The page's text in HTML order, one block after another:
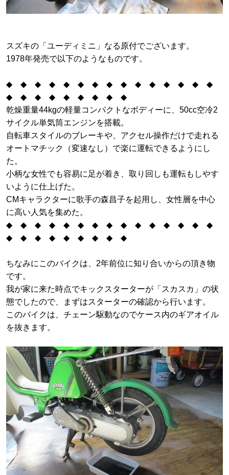
スズキの「ユーディミニ」なる原付でございます。
1978年発売で以下のようなものです。
◆ ◆ ◆ ◆ ◆ ◆ ◆ ◆ ◆ ◆ ◆ ◆ ◆ ◆ ◆
◆ ◆ ◆ ◆ ◆ ◆ ◆ ◆ ◆
乾燥重量44kgの軽量コンパクトなボディーに、50cc空冷2
サイクル単気筒エンジンを搭載。
自転車スタイルのブレーキや、アクセル操作だけで走れる
オートマチック（変速なし）で楽に運転できるようにし
た。
小柄な女性でも容易に足が着き、取り回しも運転もしやす
いように仕上げた。
CMキャラクターに歌手の森昌子を起用し、女性層を中心
に高い人気を集めた。
◆ ◆ ◆ ◆ ◆ ◆ ◆ ◆ ◆ ◆ ◆ ◆ ◆ ◆ ◆
◆ ◆ ◆ ◆ ◆ ◆ ◆ ◆ ◆
ちなみにこのバイクは、2年前位に知り合いからの頂き物
です。
我が家に来た時点でキックスターターが「スカスカ」の状
態でしたので、まずはスターターの確認から行います。
このバイクは、チェーン駆動なのでケース内のギアオイル
を抜きます。